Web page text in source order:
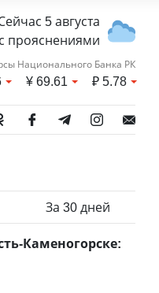
5 августа
прояснениями
Национального Банка РК
¥69.61 ₽5.78
За 30 дней
Каменогорске: